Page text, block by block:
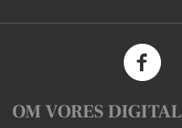
OM VORES DIGITAL